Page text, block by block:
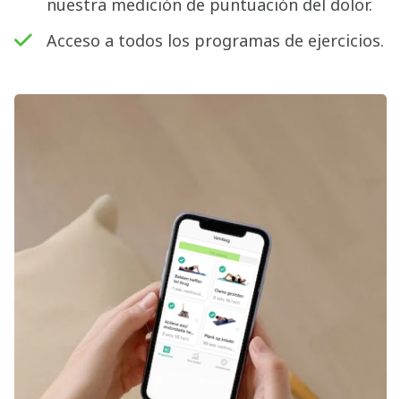
nuestra medición de puntuación del dolor.
Acceso a todos los programas de ejercicios.